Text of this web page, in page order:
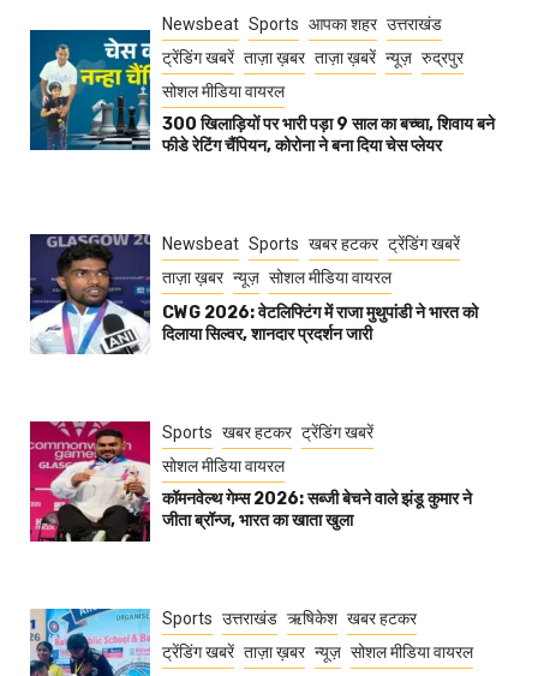
Newsbeat Sports आपका शहर उत्तराखंड
ट्रेंडिंग खबरें ताज़ा ख़बर ताज़ा ख़बरें न्यूज़ रुद्रपुर
सोशल मीडिया वायरल
300 खिलाड़ियों पर भारी पड़ा 9 साल का बच्चा, शिवाय बने
फीडे रेटिंग चैंपियन, कोरोना ने बना दिया चेस प्लेयर
Newsbeat Sports खबर हटकर ट्रेंडिंग खबरें
ताज़ा ख़बर न्यूज़ सोशल मीडिया वायरल
CWG 2026: वेटलिफ्टिंग में राजा मुथुपांडी ने भारत को
दिलाया सिल्वर, शानदार प्रदर्शन जारी
Sports खबर हटकर ट्रेंडिंग खबरें
सोशल मीडिया वायरल
कॉमनवेल्थ गेम्स 2026: सब्जी बेचने वाले झंडू कुमार ने
जीता ब्रॉन्ज, भारत का खाता खुला
Sports उत्तराखंड ऋषिकेश खबर हटकर
ट्रेंडिंग खबरें ताज़ा ख़बर न्यूज़ सोशल मीडिया वायरल